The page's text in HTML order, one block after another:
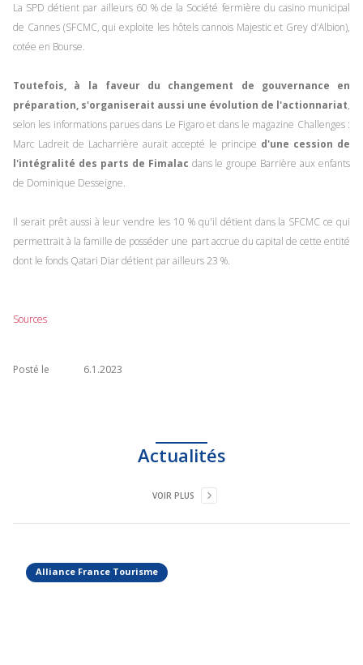
La SPD détient par ailleurs 60 % de la Société fermière du casino municipal
de Cannes (SFCMC, qui exploite les hôtels cannois Majestic et Grey d’Albion),
cotée en Bourse.
Toutefois, à la faveur du changement de gouvernance en
préparation, s'organiserait aussi une évolution de l'actionnariat,
selon les informations parues dans Le Figaro et dans le magazine Challenges :
Marc Ladreit de Lacharrière aurait accepté le principe d'une cession de
l'intégralité des parts de Fimalac dans le groupe Barrière aux enfants
de Dominique Desseigne.
Il serait prêt aussi à leur vendre les 10 % qu'il détient dans la SFCMC ce qui
permettrait à la famille de posséder une part accrue du capital de cette entité
dont le fonds Qatari Diar détient par ailleurs 23 %.
Sources
Posté le 6.1.2023
Actualités
VOIR PLUS
Alliance France Tourisme